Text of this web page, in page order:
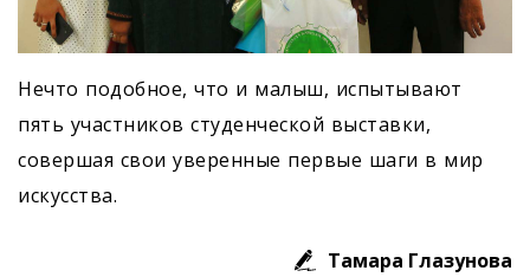
Нечто подобное, что и малыш, испытывают
пять участников студенческой выставки,
совершая свои уверенные первые шаги в мир
искусства.
Тамара Глазунова